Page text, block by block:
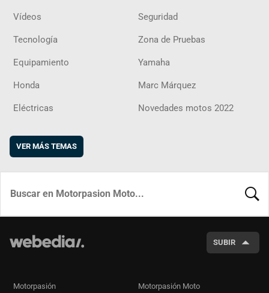
Vídeos Seguridad
Tecnología Zona de Pruebas
Equipamiento Yamaha
Honda Marc Márquez
Eléctricas Novedades motos 2022
VER MÁS TEMAS
SUBIR
Motorpasión Motorpasión Moto